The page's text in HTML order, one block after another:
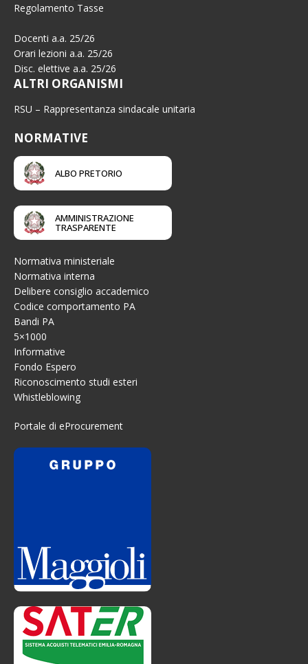
Regolamento Tasse
Docenti a.a. 25/26
Orari lezioni a.a. 25/26
Disc. elettive a.a. 25/26
ALTRI ORGANISMI
RSU – Rappresentanza sindacale unitaria
NORMATIVE
ALBO PRETORIO
AMMINISTRAZIONE
TRASPARENTE
Normativa ministeriale
Normativa interna
Delibere consiglio accademico
Codice comportamento PA
Bandi PA
5×1000
Informative
Fondo Espero
Riconoscimento studi esteri
Whistleblowing
Portale di eProcurement